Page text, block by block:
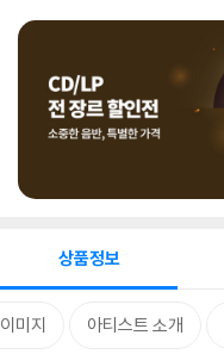
상품정보
미지 아티스트 소개